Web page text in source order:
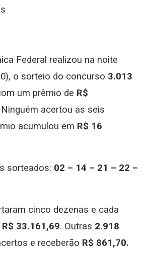
Federal realizou na noite
o sorteio do concurso 3.013
um prêmio de R$
Ninguém acertou as seis
acumulou em R$ 16
sorteados: 02 – 14 – 21 – 22 –
cinco dezenas e cada
R$ 33.161,69. Outras 2.918
e receberão R$ 861,70.